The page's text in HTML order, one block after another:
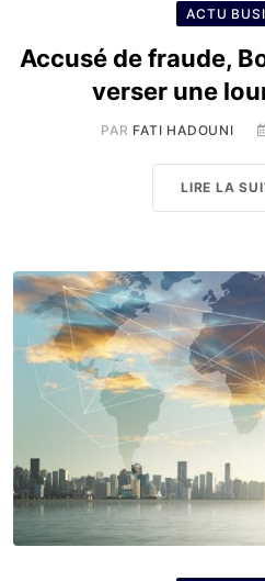
ACTU
Accusé de fraude,
verser une
PAR FATI HADOUNI
LIRE LA